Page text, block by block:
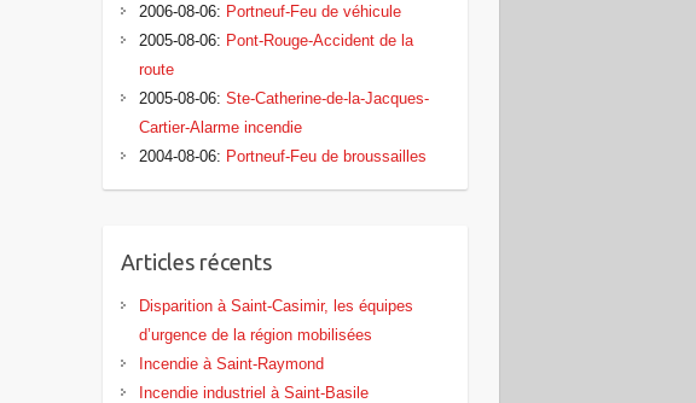
2006-08-06: Portneuf-Feu de véhicule
2005-08-06: Pont-Rouge-Accident de la
route
2005-08-06: Ste-Catherine-de-la-Jacques-
Cartier-Alarme incendie
2004-08-06: Portneuf-Feu de broussailles
Articles récents
Disparition à Saint-Casimir, les équipes
d’urgence de la région mobilisées
Incendie à Saint-Raymond
Incendie industriel à Saint-Basile